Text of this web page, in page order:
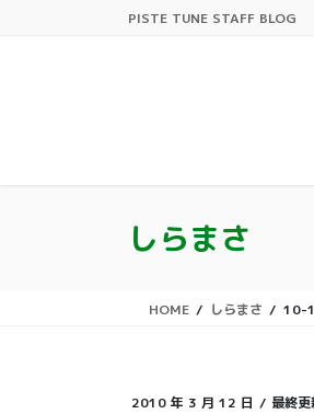
PISTE TUNE STAFF BLOG
しらまさ
HOME しらまさ 10-
2010 年 3 月 12 日 / 最終更